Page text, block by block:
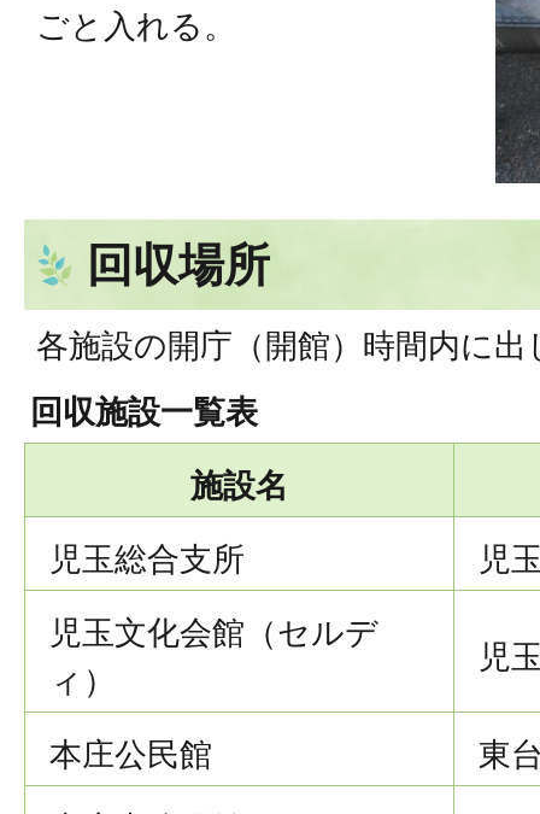
ごと入れる。
回収場所
各施設の開庁（開館）時間内に
回収施設一覧表
施設名
児玉総合支所
児
児玉文化会館（セルデ
ィ）
児
本庄公民館
東